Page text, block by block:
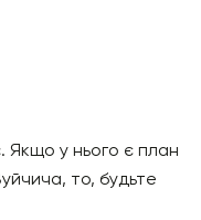
Якщо у нього є план
то, будьте